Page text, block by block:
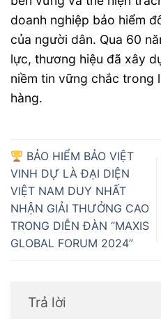
doanh nghiệp bảo hiểm
của người dân. Qua 60
lực, thương hiệu đã xây
niềm tin vững chắc trong
hàng.
BẢO HIỂM BẢO VIỆT
VINH DỰ LÀ ĐẠI DIỆN
VIỆT NAM DUY NHẤT
NHẬN GIẢI THƯỞNG CAO
TRONG DIỄN ĐÀN “MAXIS
GLOBAL FORUM 2024”
Trả lời